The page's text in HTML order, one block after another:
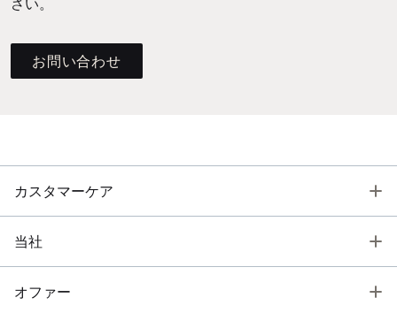
さい。
お問い合わせ
カスタマーケア
当社
オファー